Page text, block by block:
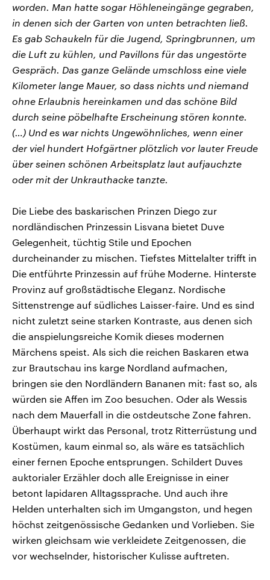
worden. Man hatte sogar Höhleneingänge gegraben,
in denen sich der Garten von unten betrachten ließ.
Es gab Schaukeln für die Jugend, Springbrunnen, um
die Luft zu kühlen, und Pavillons für das ungestörte
Gespräch. Das ganze Gelände umschloss eine viele
Kilometer lange Mauer, so dass nichts und niemand
ohne Erlaubnis hereinkamen und das schöne Bild
durch seine pöbelhafte Erscheinung stören konnte.
(…) Und es war nichts Ungewöhnliches, wenn einer
der viel hundert Hofgärtner plötzlich vor lauter Freude
über seinen schönen Arbeitsplatz laut aufjauchzte
oder mit der Unkrauthacke tanzte.
Die Liebe des baskarischen Prinzen Diego zur
nordländischen Prinzessin Lisvana bietet Duve
Gelegenheit, tüchtig Stile und Epochen
durcheinander zu mischen. Tiefstes Mittelalter trifft in
Die entführte Prinzessin auf frühe Moderne. Hinterste
Provinz auf großstädtische Eleganz. Nordische
Sittenstrenge auf südliches Laisser-faire. Und es sind
nicht zuletzt seine starken Kontraste, aus denen sich
die anspielungsreiche Komik dieses modernen
Märchens speist. Als sich die reichen Baskaren etwa
zur Brautschau ins karge Nordland aufmachen,
bringen sie den Nordländern Bananen mit: fast so, als
würden sie Affen im Zoo besuchen. Oder als Wessis
nach dem Mauerfall in die ostdeutsche Zone fahren.
Überhaupt wirkt das Personal, trotz Ritterrüstung und
Kostümen, kaum einmal so, als wäre es tatsächlich
einer fernen Epoche entsprungen. Schildert Duves
auktorialer Erzähler doch alle Ereignisse in einer
betont lapidaren Alltagssprache. Und auch ihre
Helden unterhalten sich im Umgangston, und hegen
höchst zeitgenössische Gedanken und Vorlieben. Sie
wirken gleichsam wie verkleidete Zeitgenossen, die
vor wechselnder, historischer Kulisse auftreten.